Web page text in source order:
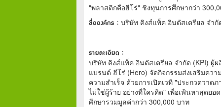
"พลาสติกคือฮีโร่" ชิงทุนการศึกษากว่า
ชื่อองค์กร : บริษัท คิงส์แพ็ค อินดัสเตรียล จำกั
รายละเอียด :
บริษัท คิงส์แพ็ค อินดัสเตรียล จำกัด (KPI)
แบรนด์ ฮีโร่ (Hero) จัดกิจกรรมส่งเสริมคว
ความสำเร็จ ด้วยการเปิดเวที "ประกวดวา
ไม่ใช่ผู้ร้าย อย่างที่ใครคิด" เพื่อเฟ้นหาสุดย
ศึกษารวมมูลค่ากว่า 300,000 บาท